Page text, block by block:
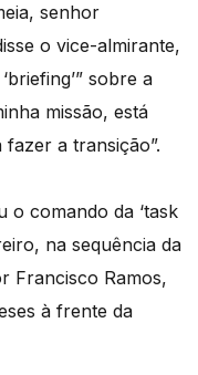
senhor
o vice-almirante,
sobre a
missão, está
a transição”.
o comando da ‘task
na sequência da
Francisco Ramos,
à frente da